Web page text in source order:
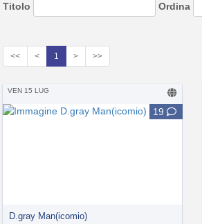
Titolo Ordina
<< < 1 > >>
VEN 15 LUG
19
D.gray Man(icomio)